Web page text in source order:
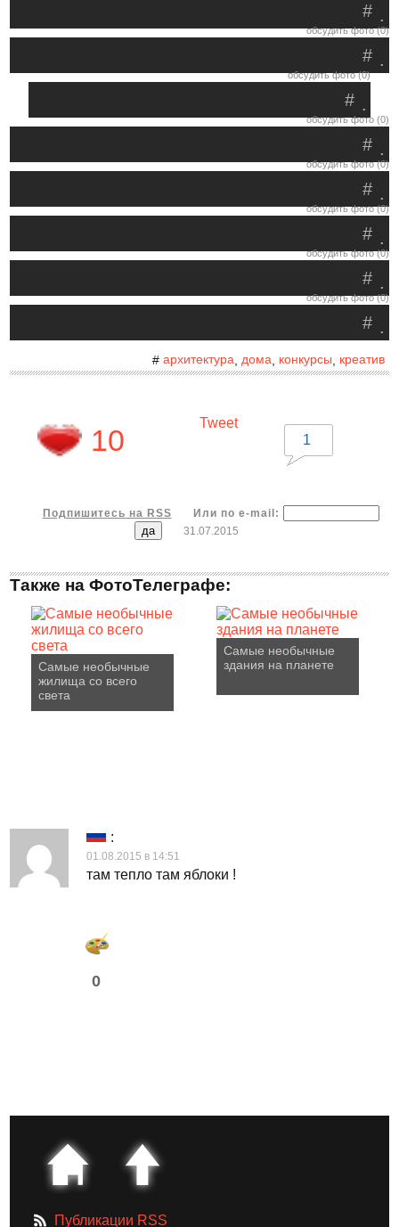
.
#
обсудить фото (0)
.
#
обсудить фото (0)
.
#
обсудить фото (0)
.
#
обсудить фото (0)
.
#
обсудить фото (0)
.
#
обсудить фото (0)
.
#
обсудить фото (0)
.
#
# архитектура, дома, конкурсы креатив
10
Tweet
1
Подпишитесь на RSS
Или по e-mail:
31.07.2015
Также на ФотоТелеграфе:
Самые необычные
жилища со всего
света
Самые необычные
здания на планете
:
01.08.2015 в 14:51
там тепло там яблоки !
0
Публикации RSS